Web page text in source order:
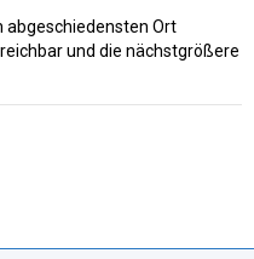
abgeschiedensten Ort
und die nächstgrößere